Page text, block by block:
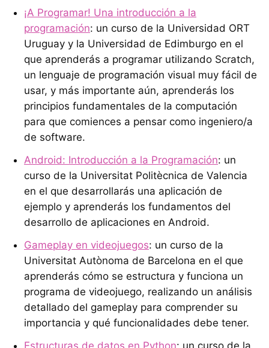
¡A Programar! Una introducción a la
programación: un curso de la Universidad ORT
Uruguay y la Universidad de Edimburgo en el
que aprenderás a programar utilizando Scratch,
un lenguaje de programación visual muy fácil de
usar, y más importante aún, aprenderás los
principios fundamentales de la computación
para que comiences a pensar como ingeniero/a
de software.
Android: Introducción a la Programación: un
curso de la Universitat Politècnica de Valencia
en el que desarrollarás una aplicación de
ejemplo y aprenderás los fundamentos del
desarrollo de aplicaciones en Android.
Gameplay en videojuegos: un curso de la
Universitat Autònoma de Barcelona en el que
aprenderás cómo se estructura y funciona un
programa de videojuego, realizando un análisis
detallado del gameplay para comprender su
importancia y qué funcionalidades debe tener.
Estructuras de datos en Python: un curso de la